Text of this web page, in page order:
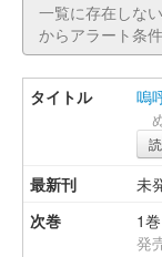
一覧に存在しな
からアラート条
嗚
未
1巻
発